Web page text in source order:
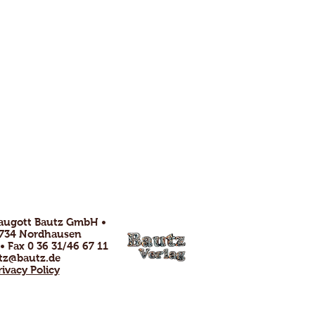
Bautz GmbH •
Nordhausen
Fax 0 36 31/46 67 11
Policy